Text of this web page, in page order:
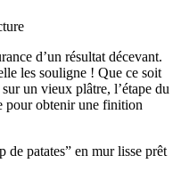
d’un résultat décevant.
les souligne ! Que ce soit
un vieux plâtre, l’étape du
pour obtenir une finition
patates” en mur lisse prêt